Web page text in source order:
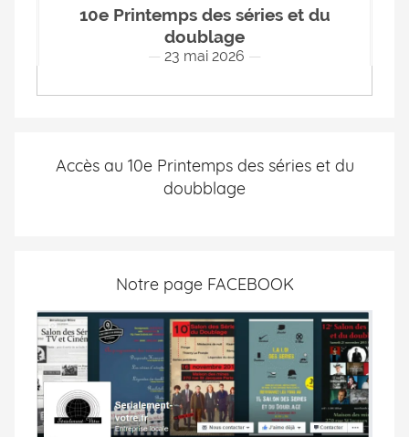
10e Printemps des séries et du
doublage
23 mai 2026
Accès au 10e Printemps des séries et du
doubblage
Notre page FACEBOOK